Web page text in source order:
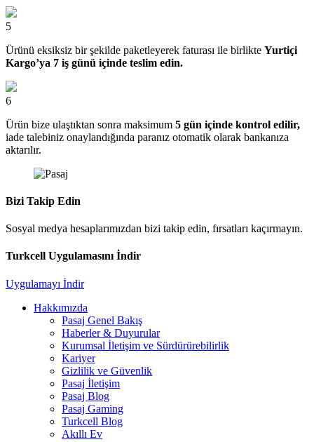
5
Ürünü eksiksiz bir şekilde paketleyerek faturası ile birlikte Yurtiçi
Kargo’ya 7 iş günü içinde teslim edin.
6
Ürün bize ulaştıktan sonra maksimum 5 gün içinde kontrol edilir,
iade talebiniz onaylandığında paranız otomatik olarak bankanıza
aktarılır.
Bizi Takip Edin
Sosyal medya hesaplarımızdan bizi takip edin, fırsatları kaçırmayın.
Turkcell Uygulamasını İndir
Uygulamayı İndir
Hakkımızda
Pasaj Genel Bakış
Haberler & Duyurular
Kurumsal İletişim ve Sürdürürebilirlik
Kariyer
Gizlilik ve Güvenlik
Pasaj İletişim
Pasaj Blog
Pasaj Gaming
Turkcell Blog
Akıllı Ev